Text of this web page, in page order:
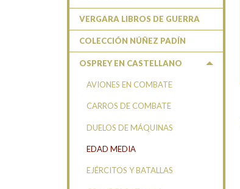
VERGARA LIBROS DE GUERRA
COLECCIÓN NÚÑEZ PADÍN
OSPREY EN CASTELLANO
AVIONES EN COMBATE
CARROS DE COMBATE
DUELOS DE MÁQUINAS
EDAD MEDIA
EJÉRCITOS Y BATALLAS